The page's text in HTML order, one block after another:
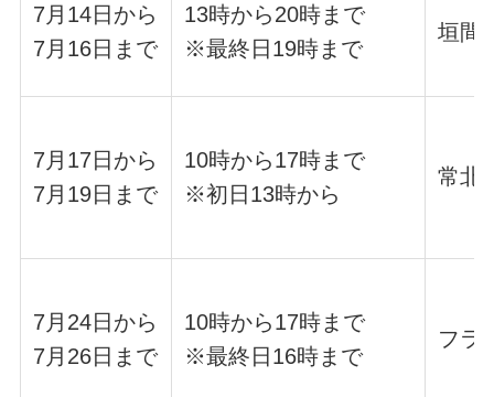
7月14日から
7月16日まで
13時から20時まで
※最終日19時まで
垣間
7月17日から
7月19日まで
10時から17時まで
※初日13時から
常北
7月24日から
7月26日まで
10時から17時まで
※最終日16時まで
フラ